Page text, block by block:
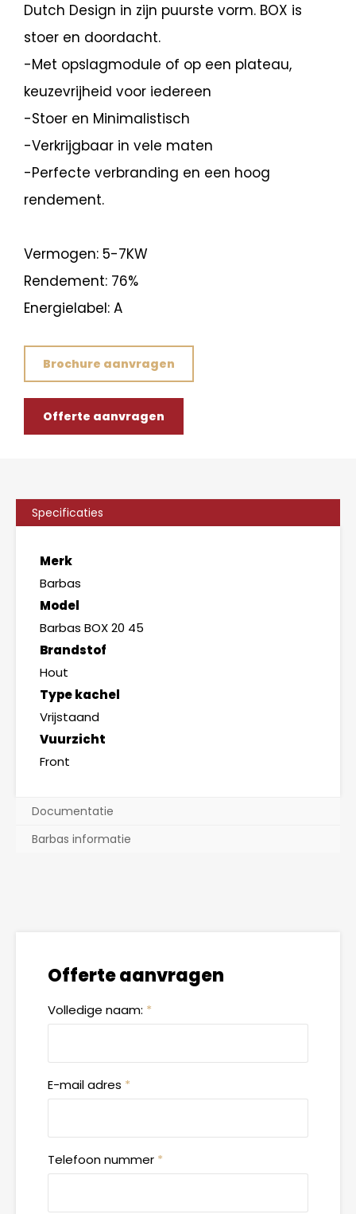
Dutch Design in zijn puurste vorm. BOX is
stoer en doordacht.
-Met opslagmodule of op een plateau,
keuzevrijheid voor iedereen
-Stoer en Minimalistisch
-Verkrijgbaar in vele maten
-Perfecte verbranding en een hoog
rendement.
Vermogen: 5-7KW
Rendement: 76%
Energielabel: A
Brochure aanvragen
Offerte aanvragen
Specificaties
Merk
Barbas
Model
Barbas BOX 20 45
Brandstof
Hout
Type kachel
Vrijstaand
Vuurzicht
Front
Documentatie
Barbas informatie
Offerte aanvragen
Volledige naam: *
E-mail adres *
Telefoon nummer *